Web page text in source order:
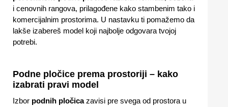
i cenovnih rangova, prilagođene kako stambenim tako i
komercijalnim prostorima. U nastavku ti pomažemo da
lakše izabereš model koji najbolje odgovara tvojoj
potrebi.
Podne pločice prema prostoriji – kako
izabrati pravi model
Izbor podnih pločicazavisi pre svega od prostora u